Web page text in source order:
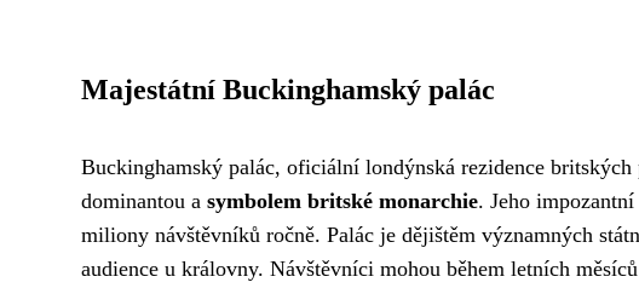
Majestátní Buckinghamský palác
Buckinghamský palác, oficiální londýnská rezidence
dominantou a symbolem britské monarchie. Jeho
miliony návštěvníků ročně. Palác je dějištěm významných
audience u královny. Návštěvníci mohou během letních